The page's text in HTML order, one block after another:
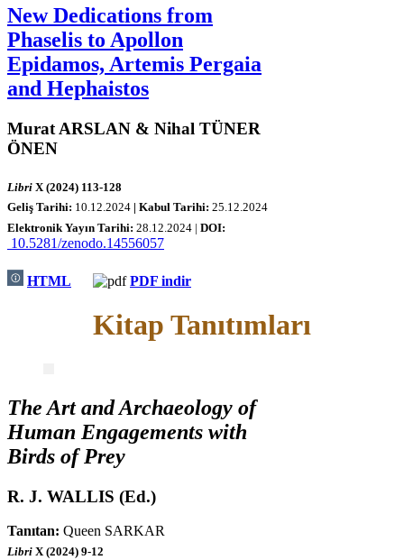
New Dedications from
Phaselis to Apollon
Epidamos, Artemis Pergaia
and Hephaistos
Murat ARSLAN & Nihal TÜNER
ÖNEN
Libri X (2024) 113-128
Geliş Tarihi: 10.12.2024 | Kabul Tarihi: 25.12.2024
Elektronik Yayın Tarihi: 28 .12.2024 | DOI:
10.5281/zenodo.14556057
HTML PDF indir
Kitap Tanıtımları
The Art and Archaeology of
Human Engagements with
Birds of Prey
R. J. WALLIS (Ed.)
Tanıtan: Queen SARKAR
Libri X (2024) 9-12